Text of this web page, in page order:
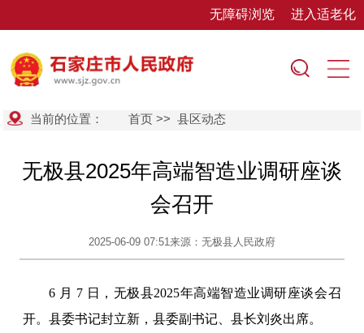
无障碍浏览 进入适老化
当前的位置： 首页 >>县区动态
无极县2025年高端智造业调研座谈
会召开
2025-06-09 07:51来源：无极县人民政府
6 月 7 日，无极县2025年高端智造业调研座谈会召
开。县委书记封立新，县委副书记、县长刘炎出席。